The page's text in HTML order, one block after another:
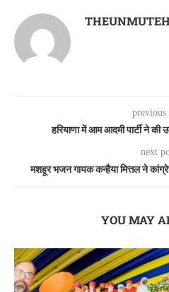
previous
हरियाणा में आम आदमी पार्टी ने की
next
मशहूर भजन गायक कन्हैया मित्तल ने
YOU MAY